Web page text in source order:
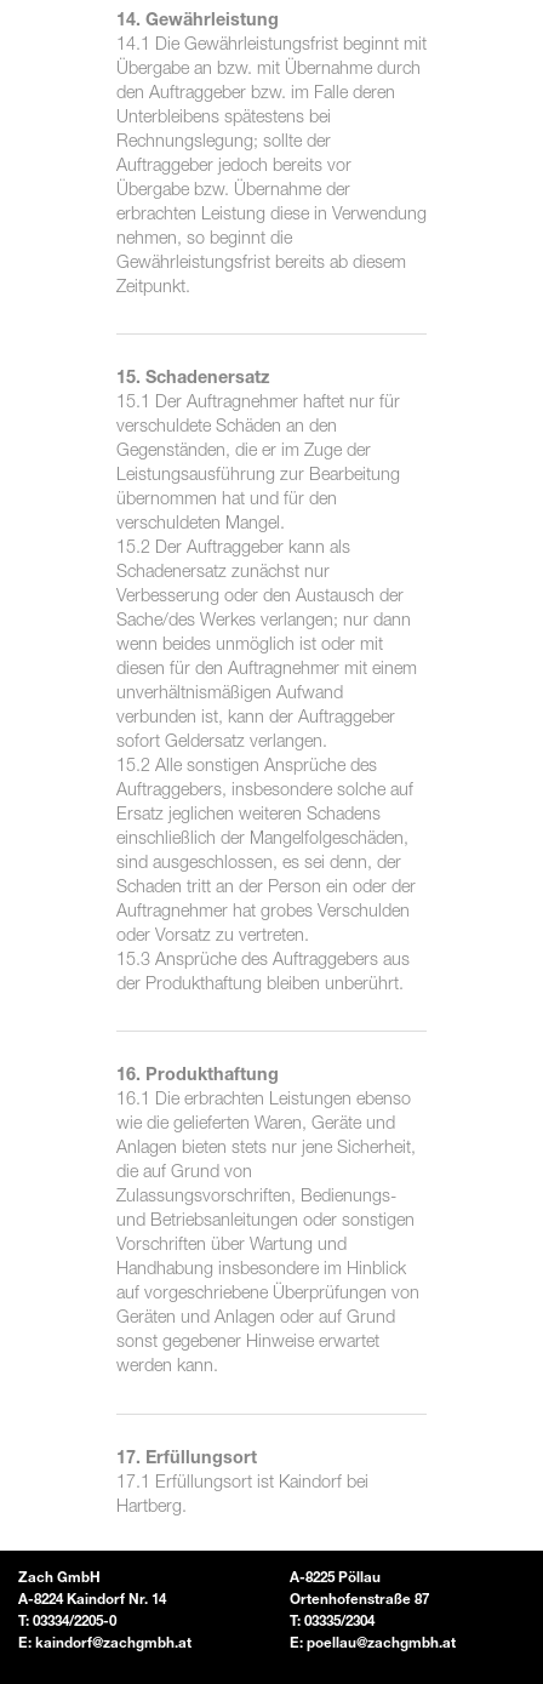
14. Gewährleistung
14.1 Die Gewährleistungsfrist beginnt mit
Übergabe an bzw. mit Übernahme durch
den Auftraggeber bzw. im Falle deren
Unterbleibens spätestens bei
Rechnungslegung; sollte der
Auftraggeber jedoch bereits vor
Übergabe bzw. Übernahme der
erbrachten Leistung diese in Verwendung
nehmen, so beginnt die
Gewährleistungsfrist bereits ab diesem
Zeitpunkt.
15. Schadenersatz
15.1 Der Auftragnehmer haftet nur für
verschuldete Schäden an den
Gegenständen, die er im Zuge der
Leistungsausführung zur Bearbeitung
übernommen hat und für den
verschuldeten Mangel.
15.2 Der Auftraggeber kann als
Schadenersatz zunächst nur
Verbesserung oder den Austausch der
Sache/des Werkes verlangen; nur dann
wenn beides unmöglich ist oder mit
diesen für den Auftragnehmer mit einem
unverhältnismäßigen Aufwand
verbunden ist, kann der Auftraggeber
sofort Geldersatz verlangen.
15.2 Alle sonstigen Ansprüche des
Auftraggebers, insbesondere solche auf
Ersatz jeglichen weiteren Schadens
einschließlich der Mangelfolgeschäden,
sind ausgeschlossen, es sei denn, der
Schaden tritt an der Person ein oder der
Auftragnehmer hat grobes Verschulden
oder Vorsatz zu vertreten.
15.3 Ansprüche des Auftraggebers aus
der Produkthaftung bleiben unberührt.
16. Produkthaftung
16.1 Die erbrachten Leistungen ebenso
wie die gelieferten Waren, Geräte und
Anlagen bieten stets nur jene Sicherheit,
die auf Grund von
Zulassungsvorschriften, Bedienungs-
und Betriebsanleitungen oder sonstigen
Vorschriften über Wartung und
Handhabung insbesondere im Hinblick
auf vorgeschriebene Überprüfungen von
Geräten und Anlagen oder auf Grund
sonst gegebener Hinweise erwartet
werden kann.
17. Erfüllungsort
17.1 Erfüllungsort ist Kaindorf bei
Hartberg.
Zach GmbH
A-8224 Kaindorf Nr. 14
T: 03334/2205-0
E: kaindorf@zachgmbh.at
A-8225 Pöllau
Ortenhofenstraße 87
T: 03335/2304
E: poellau@zachgmbh.at